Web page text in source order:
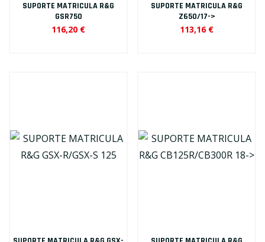
SUPORTE MATRICULA R&G
GSR750
116,20 €
SUPORTE MATRICULA R&G
Z650/17->
113,16 €